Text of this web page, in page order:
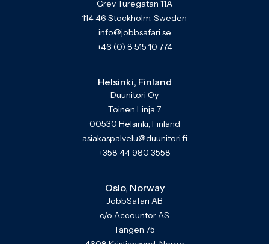
Grev Turegatan 11A
114 46 Stockholm, Sweden
info@jobbsafari.se
+46 (0) 8 515 10 774
Helsinki, Finland
Duunitori Oy
Toinen Linja 7
00530 Helsinki, Finland
asiakaspalvelu@duunitori.fi
+358 44 980 3558
Oslo, Norway
JobbSafari AB
c/o Accountor AS
Tangen 75